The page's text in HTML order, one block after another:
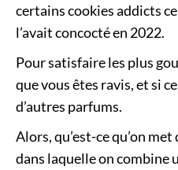
certains cookies addicts
l’avait concocté en 2022.
Pour satisfaire les plus
que vous êtes ravis, et si
d’autres parfums.
Alors, qu’est-ce qu’on
dans laquelle on combine